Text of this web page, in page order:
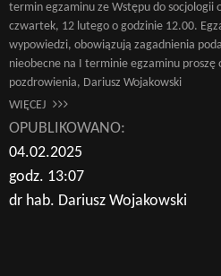
termin egzaminu ze Wstępu do socjologii
czwartek, 12 lutego o godzinie 12.00.
wypowiedzi, obowiązują zagadnienia
nieobecne na I terminie egzaminu
pozdrowienia, Dariusz Wojakowski
WIĘCEJ
OPUBLIKOWANO:
04.02.2025
godz. 13:07
dr hab. Dariusz Wojakowski